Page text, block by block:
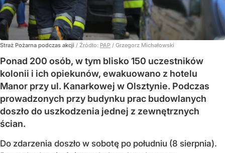
Straż Pożarna podczas akcji / Źródło: PAP / Grzegorz Michałowski
Ponad 200 osób, w tym blisko 150 uczestników
kolonii i ich opiekunów, ewakuowano z hotelu
Manor przy ul. Kanarkowej w Olsztynie. Podczas
prowadzonych przy budynku prac budowlanych
doszło do uszkodzenia jednej z zewnętrznych
ścian.
Do zdarzenia doszło w sobotę po południu (8 sierpnia).